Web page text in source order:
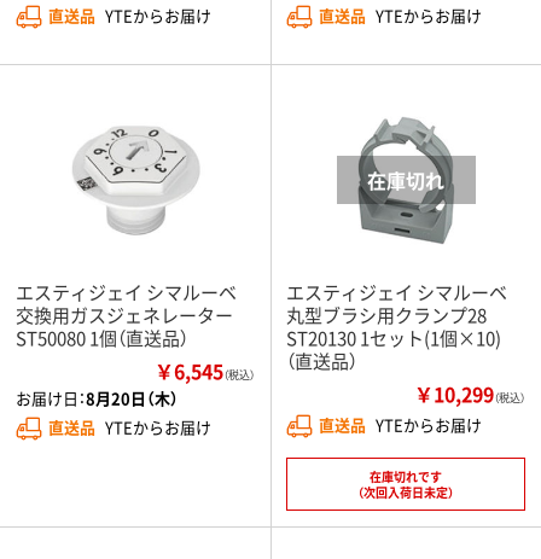
直送品 YTEからお届け
直送品 YTEからお届け
エスティジェイ シマルーベ
交換用ガスジェネレーター
ST50080 1個（直送品）
￥6,545（税込）
お届け日：8月20日（木）
直送品 YTEからお届け
エスティジェイ シマルーベ
丸型ブラシ用クランプ28
ST20130 1セット(1個×10)
（直送品）
￥10,299（税込）
直送品 YTEからお届け
在庫切れです
（次回入荷日未定）